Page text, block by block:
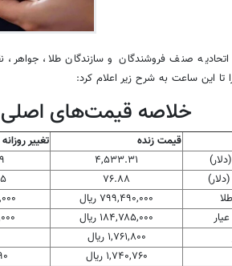
صنف فروشندگان و سازندگان طلا، جواهر،
تا این ساعت به شرح زیر اعلام کرد:
خلاصه قیمت‌های اصلی
قیمت زنده
تغییر روزانه
۴,۵۳۳.۳۱
۷۶.۸۸
۷۹۹,۴۹۰,۰۰۰ ریال
۱۸۴,۷۸۵,۰۰۰ ریال
۱,۷۶۱,۸۰۰ ریال
۱,۷۴۰,۷۶۰ ریال